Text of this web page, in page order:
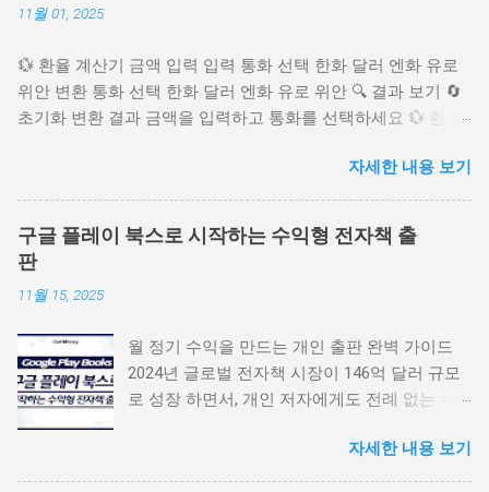
11월 01, 2025
💱 환율 계산기 금액 입력 입력 통화 선택 한화 달러 엔화 유로
위안 변환 통화 선택 한화 달러 엔화 유로 위안 🔍 결과 보기 🔄
초기화 변환 결과 금액을 입력하고 통화를 선택하세요 💱 환율
자세한 내용 보기
구글 플레이 북스로 시작하는 수익형 전자책 출
판
11월 15, 2025
월 정기 수익을 만드는 개인 출판 완벽 가이드
2024년 글로벌 전자책 시장이 146억 달러 규모
로 성장 하면서, 개인 저자에게도 전례 없는 수
는 52%의 수익률 을 제공하며, 복잡한 유통망이
나 높은 초기 비용 없이도 전 세계 독자에게 직
자세한 내용 보기